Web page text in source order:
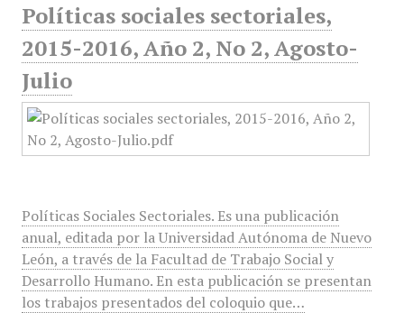
Políticas sociales sectoriales,
2015-2016, Año 2, No 2, Agosto-
Julio
Políticas Sociales Sectoriales. Es una publicación
anual, editada por la Universidad Autónoma de Nuevo
León, a través de la Facultad de Trabajo Social y
Desarrollo Humano. En esta publicación se presentan
los trabajos presentados del coloquio que…